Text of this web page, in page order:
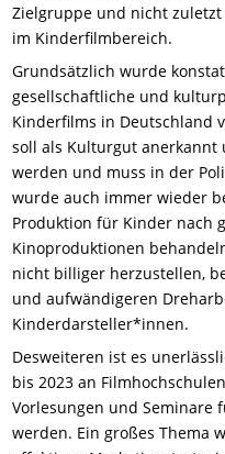
Zielgruppe und nicht
im Kinderfilmbereich.
Grundsätzlich wurde
gesellschaftliche und
Kinderfilms in Deutschland
soll als Kulturgut
werden und muss in der
wurde auch immer wieder
Produktion für Kinder nach
Kinoproduktionen
nicht billiger herzustellen,
und aufwändigeren
Kinderdarsteller*innen.
Desweiteren ist es
bis 2023 an
Vorlesungen und Seminare
werden. Ein großes Thema